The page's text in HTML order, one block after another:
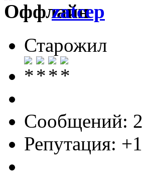
zatcep
Старожил
Сообщений:
Репутация: